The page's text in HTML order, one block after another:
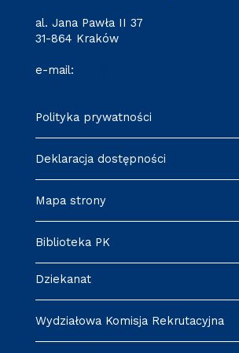
al. Jana Pawła II 37
31-864 Kraków
e-mail:
Polityka prywatności
Deklaracja dostępności
Mapa strony
Biblioteka PK
Dziekanat
Wydziałowa Komisja Rekrutacyjna